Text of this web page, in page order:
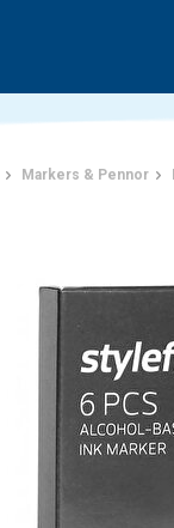
Markers & Pennor